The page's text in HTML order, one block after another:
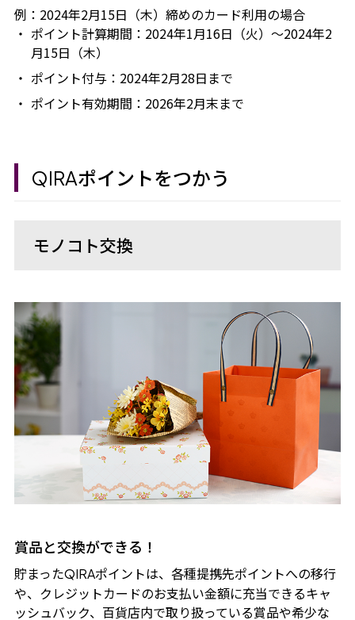
例：2024年2月15日（木）締めのカード利用の場合
ポイント計算期間：2024年1月16日（火）～2024年2
月15日（木）
ポイント付与：2024年2月28日まで
ポイント有効期間：2026年2月末まで
QIRAポイントをつかう
モノコト交換
賞品と交換ができる！
貯まったQIRAポイントは、各種提携先ポイントへの移行
や、クレジットカードのお支払い金額に充当できるキャ
ッシュバック、百貨店内で取り扱っている賞品や希少な